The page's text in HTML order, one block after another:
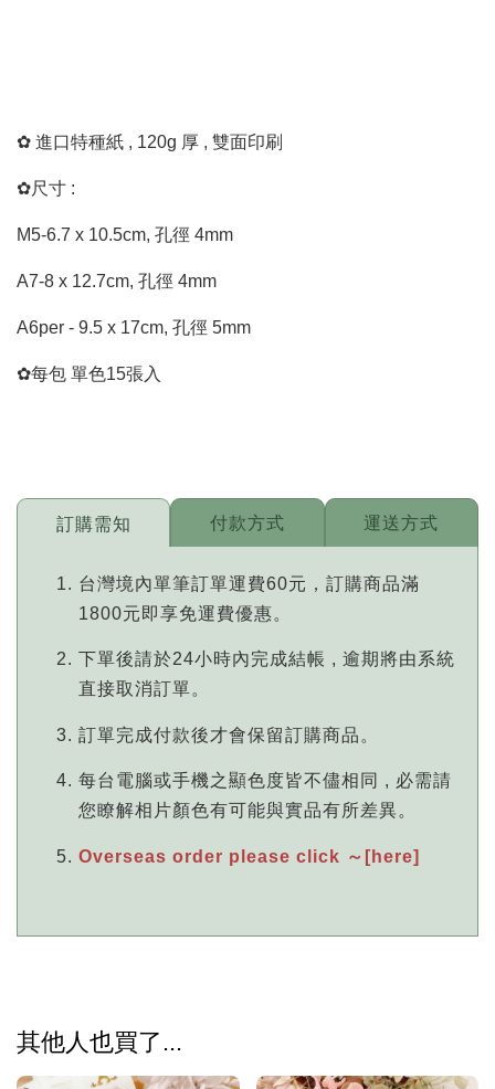
✿ 進口特種紙 , 120g 厚 , 雙面印刷
✿尺寸 :
M5-6.7 x 10.5cm, 孔徑 4mm
A7-8 x 12.7cm, 孔徑 4mm
A6per - 9.5 x 17cm, 孔徑 5mm
✿每包 單色15張入
訂購需知
台灣境內單筆訂單運費60元，訂購商品滿
1800元即享免運費優惠。
下單後請於24小時內完成結帳 , 逾期將由系統
直接取消訂單。
訂單完成付款後才會保留訂購商品。
每台電腦或手機之顯色度皆不儘相同 , 必需請
您瞭解相片顏色有可能與實品有所差異。
Overseas order please click ～[here]
付款方式 運送方式
其他人也買了...